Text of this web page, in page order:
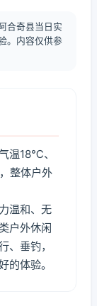
合奇县当日实
。内容仅供参
温18℃、
整体户外
温和、无
户外休闲
、垂钓，
的体验。